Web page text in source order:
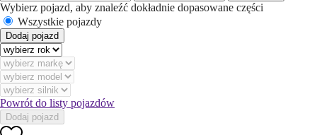
Wybierz pojazd, aby znaleźć dokładnie dopasowane części
Wszystkie pojazdy
Dodaj pojazd
Powrót do listy pojazdów
Dodaj pojazd